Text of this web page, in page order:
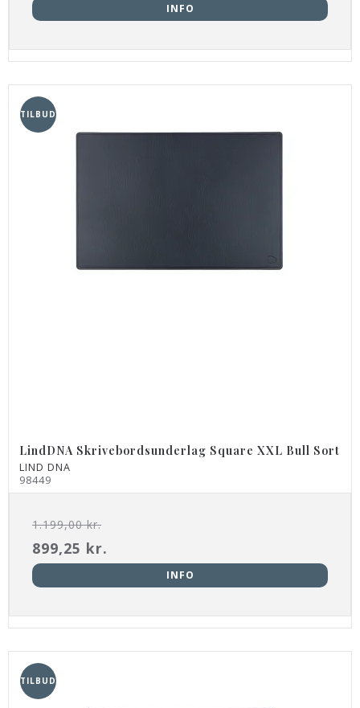
INFO
TILBUD
LindDNA Skrivebordsunderlag Square XXL Bull Sort
LIND DNA
98449
1.199,00 kr.
899,25 kr.
INFO
TILBUD